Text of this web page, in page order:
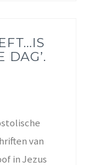
DAG’.
van
in Jezus